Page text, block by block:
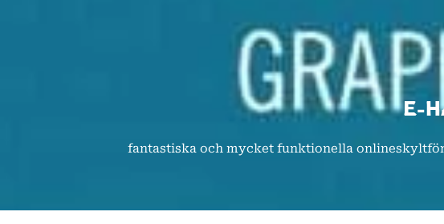
E-
fantastiska och mycket funktionella